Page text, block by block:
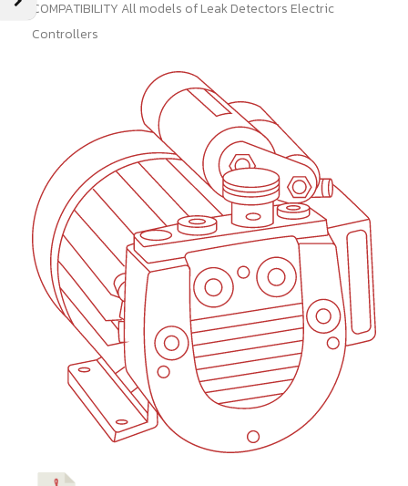
COMPATIBILITY All models of Leak Detectors Electric
Controllers